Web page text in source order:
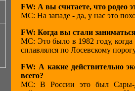
FW: А вы считаете, что родео
МС: На западе - да, у нас это
FW: Когда вы стали
МС: Это было в 1982 году,
сплавлялся по Лосевскому
FW: А какие действительно
всего?
МС: В России это был Сары-